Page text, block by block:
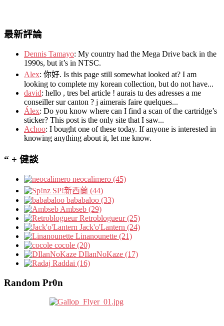
最新評論
Dennis Tamayo: My country had the Mega Drive back in the
1990s, but it’s in NTSC.
Alex: 你好. Is this page still somewhat looked at? I am
looking to complete my korean collection, but do not have...
david: hello , tres bel article ! aurais tu des adresses a me
conseiller sur canton ? j aimerais faire quelques...
Álex: Do you know where can I find a scan of the cartridge’s
sticker? This post is the only site that I saw...
Achoo: I bought one of these today. If anyone is interested in
knowing anything about it, let me know.
“ + 健談
neocalimero (45)
SP!新西蘭 (44)
bababaloo (33)
Ambseb (29)
Retroblogueur (25)
Jack'o'Lantern (24)
Linanounette (21)
cocole (20)
DIlanNoKaze (17)
Raddai (16)
Random Pr0n